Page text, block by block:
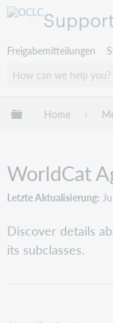
Support
Freigabemitteilungen
Globale
Home
WorldCat
Letzte Aktualisierung
Discover details
its subclasses.